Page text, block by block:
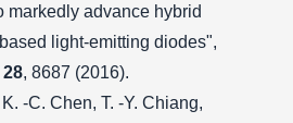
markedly advance hybrid
light-emitting diodes",
28, 8687 (2016).
-C. Chen, T. -Y. Chiang,